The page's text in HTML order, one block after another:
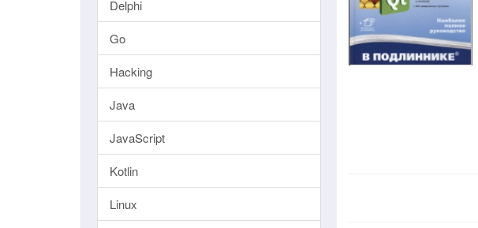
Delphi
Go
Hacking
Java
JavaScript
Kotlin
Linux